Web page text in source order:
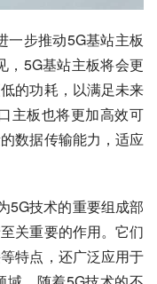
一步推动5G基站主板
，5G基站主板将会更
的功耗，以满足未来
主板也将更加高效可
数据传输能力，适应
5G技术的重要组成部
关重要的作用。它们
特点，还广泛应用于